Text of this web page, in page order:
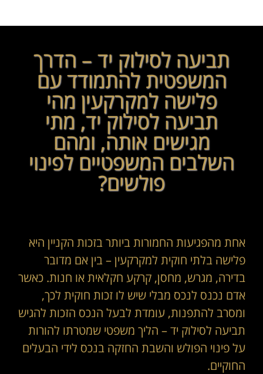
תביעה לסילוק יד – הדרך
המשפטית להתמודד עם
פלישה למקרקעין מהי
תביעה לסילוק יד, מתי
מגישים אותה, ומהם
השלבים המשפטיים לפינוי
פולשים?
אחת מהפגיעות החמורות ביותר בזכות הקניין היא
פלישה בלתי חוקית למקרקעין – בין אם מדובר
בדירה, מגרש, מחסן, קרקע חקלאית או חנות. כאשר
אדם נכנס לנכס מבלי שיש לו זכות חוקית לכך,
ומסרב להתפנות, עומדת לבעל הנכס הזכות להגיש
תביעה לסילוק יד – הליך משפטי שמטרתו להורות
על פינוי הפולש והשבת החזקה בנכס לידי הבעלים
החוקיים.